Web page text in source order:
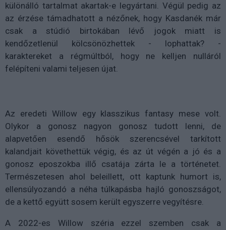
különálló tartalmat akartak-e legyártani. Végül pedig az
az érzése támadhatott a nézőnek, hogy Kasdanék már
csak a stúdió birtokában lévő jogok miatt is
kendőzetlenül kölcsönözhettek - lophattak? -
karaktereket a régmúltból, hogy ne kelljen nulláról
felépíteni valami teljesen újat.
Az eredeti Willow egy klasszikus fantasy mese volt.
Olykor a gonosz nagyon gonosz tudott lenni, de
alapvetően esendő hősök szerencsével tarkított
kalandjait követhettük végig, és az út végén a jó és a
gonosz eposzokba illő csatája zárta le a történetet.
Természetesen ahol beleillett, ott kaptunk humort is,
ellensúlyozandó a néha túlkapásba hajló gonoszságot,
de a kettő együtt sosem került egyszerre vegyítésre.
A 2022-es Willow széria ezzel szemben csak a